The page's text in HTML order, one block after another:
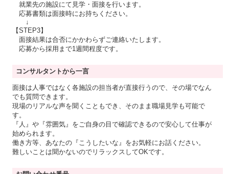
就業先の施設にて見学・面接を行います。
応募書類は面接時にお持ちください。
↓
【STEP3】
面接結果は合否にかかわらずご連絡いたします。
応募から採用まで1週間程度です。
コンサルタントから一言
面接は人事ではなく各施設の担当者が直接行うので、その場でなん
でも質問できます。
現場のリアルな声を聞くこともでき、そのまま職場見学も可能で
す。
『人』や『雰囲気』をご自身の目で確認できるので安心して仕事が
始められます。
働き方等、あなたの『こうしたいな』をお気軽にお話ください。
難しいことは聞かないのでリラックスしてOKです。